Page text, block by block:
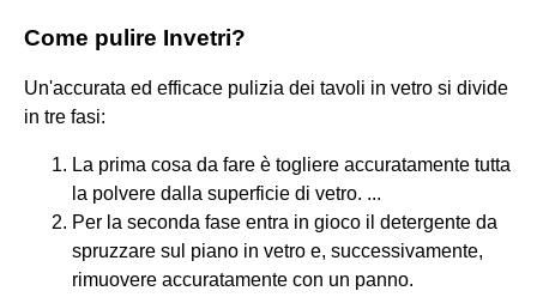
Come pulire Invetri?
Un'accurata ed efficace pulizia dei tavoli in vetro si divide
in tre fasi:
La prima cosa da fare è togliere accuratamente tutta
la polvere dalla superficie di vetro. ...
Per la seconda fase entra in gioco il detergente da
spruzzare sul piano in vetro e, successivamente,
rimuovere accuratamente con un panno.